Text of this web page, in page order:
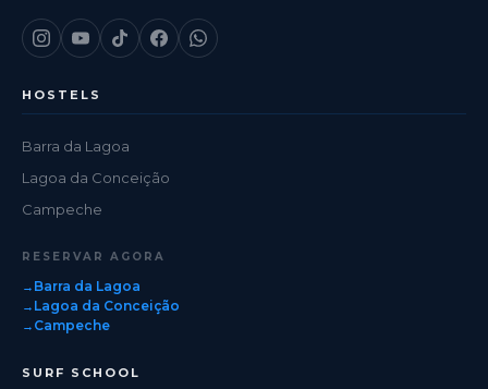
HOSTELS
Barra da Lagoa
Lagoa da Conceição
Campeche
RESERVAR AGORA
Barra da Lagoa
Lagoa da Conceição
Campeche
SURF SCHOOL